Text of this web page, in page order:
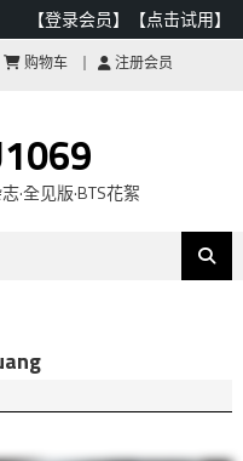
【登录会员】 【点击试用】
购物车 注册会员
·全见版·BTS花絮